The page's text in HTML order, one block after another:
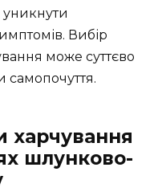
Вибір
може суттєво
самопочуття.
харчування
шлунково-